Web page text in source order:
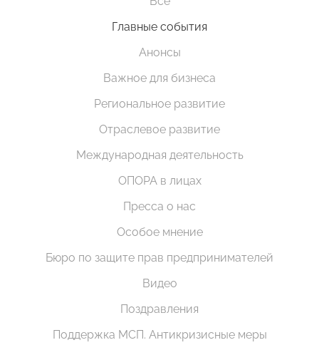
Главные события
Анонсы
Важное для бизнеса
Региональное развитие
Отраслевое развитие
Международная деятельность
ОПОРА в лицах
Пресса о нас
Особое мнение
Бюро по защите прав предпринимателей
Видео
Поздравления
Поддержка МСП. Антикризисные меры